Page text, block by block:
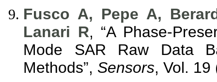
Fusco A, Pepe A,
Lanari R, “A Phase-
Mode SAR Raw Data
Methods”, Sensors, Vol.